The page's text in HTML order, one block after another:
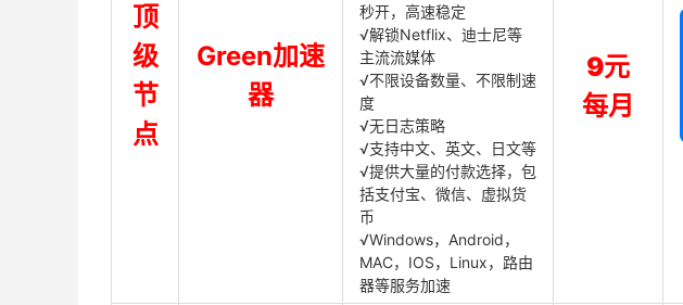
顶
级
节
点
Green加速
器
秒开，高速稳定
√解锁Netflix、迪士尼等
主流流媒体
√不限设备数量、不限制速
度
√无日志策略
√支持中文、英文、日文等
√提供大量的付款选择，包
括支付宝、微信、虚拟货
币
√Windows，Android，
MAC，IOS，Linux，路由
器等服务加速
9元
每月